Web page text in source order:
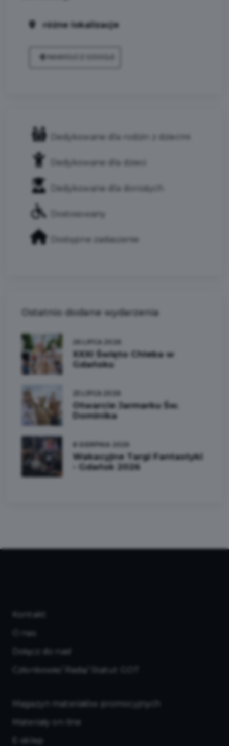
różne lokalizacje
NAWIGUJ Z GOOGLE
Dedykowane dla rodzin z dziećmi
Dedykowane dla dzieci
Dedykowane dla dorosłych
Dostosowany
Dostępne zadaszenie
Ostatnio dodane wydarzenia
XXXI Święto Chleba w
Gdańsku
Otwarcie Jarmarku Św.
Dominika
Wakacyjne Targi Fantastyki
- Gdańsk 2026
Kontakt
O nas
Dołącz do nas!
Członkowie/ Rada/ Statut GOT
Magazyn materiałów promocyjnych
Materiały on-line
E-sklep